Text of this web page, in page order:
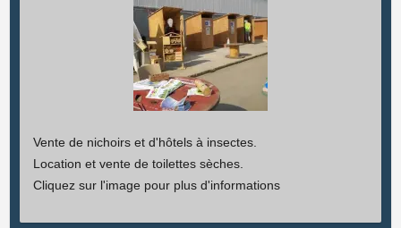
Vente de nichoirs et d'hôtels à insectes.
Location et vente de toilettes sèches.
Cliquez sur l'image pour plus d'informations